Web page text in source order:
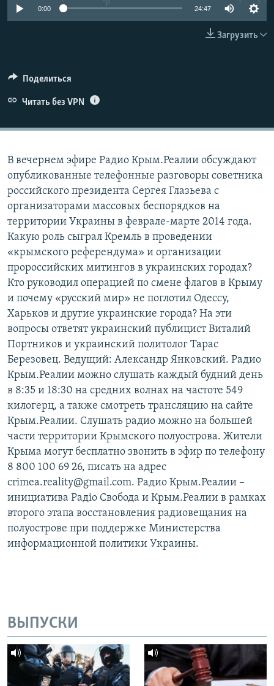
ПОБЕДИТЕЛЕЙ НЕ СУДЯТ?
УКРАИНСКАЯ ПРОБЛЕМА КРЫМА
ПРИСОЕДИНЯЙТЕСЬ!
Все сайты RFE/RL
0:00 24:47
Загрузить
Поделиться
Читать без VPN
В вечернем эфире Радио Крым.Реалии обсуждают
опубликованные телефонные разговоры советника
российского президента Сергея Глазьева с
организаторами массовых беспорядков на
территории Украины в феврале-марте 2014 года.
Какую роль сыграл Кремль в проведении
«крымского референдума» и организации
пророссийских митингов в украинских городах?
Кто руководил операцией по смене флагов в Крыму
и почему «русский мир» не поглотил Одессу,
Харьков и другие украинские города? На эти
вопросы ответят украинский публицист Виталий
Портников и украинский политолог Тарас
Березовец. Ведущий: Александр Янковский. Радио
Крым.Реалии можно слушать каждый будний день
в 8:35 и 18:30 на средних волнах на частоте 549
килогерц, а также смотреть трансляцию на сайте
Крым.Реалии. Слушать радио можно на большей
части территории Крымского полуострова. Жители
Крыма могут бесплатно звонить в эфир по телефону
8 800 100 69 26, писать на адрес
crimea.reality@gmail.com. Радио Крым.Реалии –
инициатива Радіо Свобода и Крым.Реалии в рамках
второго этапа восстановления радиовещания на
полуострове при поддержке Министерства
информационной политики Украины.
ВЫПУСКИ